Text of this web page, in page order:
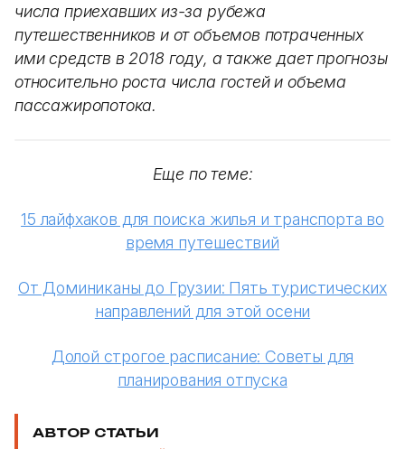
числа приехавших из-за рубежа
путешественников и от объемов потраченных
ими средств в 2018 году, а также дает прогнозы
относительно роста числа гостей и объема
пассажиропотока.
Еще по теме:
15 лайфхаков для поиска жилья и транспорта во
время путешествий
От Доминиканы до Грузии: Пять туристических
направлений для этой осени
Долой строгое расписание: Советы для
планирования отпуска
АВТОР СТАТЬИ